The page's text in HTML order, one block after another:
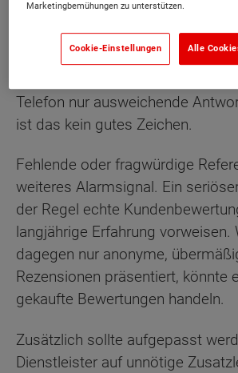
Manche Firmen verlangen
einfache Einsätze, gerade bei
der regulären Geschäftszeiten.
Telefon nur ausweichende
ist das kein gutes Zeichen.
Fehlende oder fragwürdige
weiteres Alarmsignal. Ein
der Regel echte
langjährige Erfahrung vorweisen.
dagegen nur anonyme,
Rezensionen präsentiert, könnte
gekaufte Bewertungen handeln.
Zusätzlich sollte aufgepasst
Dienstleister auf unnötige
Marketingbemühungen zu unterstützen.
Cookie-Einstellungen Alle